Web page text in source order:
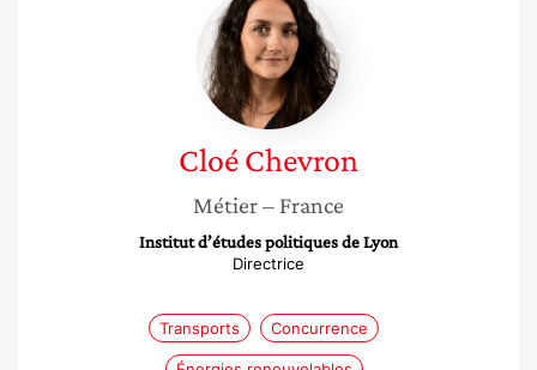
Chevron
CloéChevron
Métier– France
Institut d’études politiques de Lyon
Directrice
Transports Concurrence